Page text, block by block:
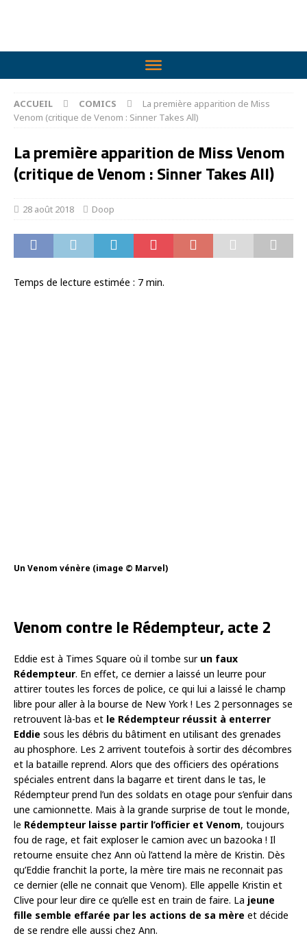
ACCUEIL COMICS
La première apparition de Miss
Venom (critique de Venom : Sinner Takes All)
La première apparition de Miss Venom
(critique de Venom : Sinner Takes All)
28 août 2018 Doop
Temps de lecture estimée : 7 min.
Un Venom vénère (image © Marvel)
Venom contre le Rédempteur, acte 2
Eddie est à Times Square où il tombe sur un faux
Rédempteur. En effet, ce dernier a laissé un leurre pour
attirer toutes les forces de police, ce qui lui a laissé le champ
libre pour aller à la bourse de New York ! Les 2 personnages se
retrouvent là-bas et le Rédempteur réussit à enterrer
Eddie sous les débris du bâtiment en utilisant des grenades
au phosphore. Les 2 arrivent toutefois à sortir des décombres
et la bataille reprend. Alors que des officiers des opérations
spéciales entrent dans la bagarre et tirent dans le tas, le
Rédempteur prend l’un des soldats en otage pour s’enfuir dans
une camionnette. Mais à la grande surprise de tout le monde,
le Rédempteur laisse partir l’officier et Venom, toujours
fou de rage, et fait exploser le camion avec un bazooka ! Il
retourne ensuite chez Ann où l’attend la mère de Kristin. Dès
qu’Eddie franchit la porte, la mère tire mais ne reconnait pas
ce dernier (elle ne connait que Venom). Elle appelle Kristin et
Clive pour leur dire ce qu’elle est en train de faire. La jeune
fille semble effarée par les actions de sa mère et décide
de se rendre elle aussi chez Ann.